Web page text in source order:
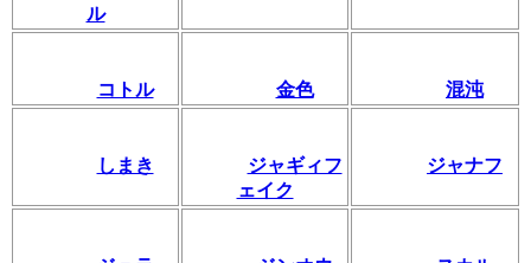
ル
コトル 金色 混沌
しまき
ジャギィフ
ェイク
ジャナフ